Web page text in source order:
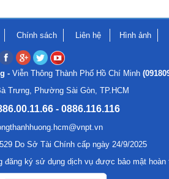
Chính sách Liên hệ Hình ảnh
- Viễn Thông Thành Phố Hồ Chí Minh
Trưng, Phường Sài Gòn, TP.HCM
- 0886.116.116
Do Sở Tài Chính cấp ngày 24/9/2025
đăng ký sử dụng dịch vụ được bảo mật hoàn